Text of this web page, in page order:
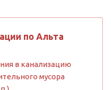
по Альта
в канализацию
мусора